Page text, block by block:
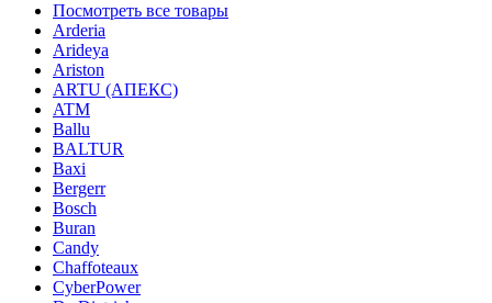
Посмотреть все товары
Arderia
Arideya
Ariston
ARTU (АПЕКС)
ATM
Ballu
BALTUR
Baxi
Bergerr
Bosch
Buran
Candy
Chaffoteaux
CyberPower